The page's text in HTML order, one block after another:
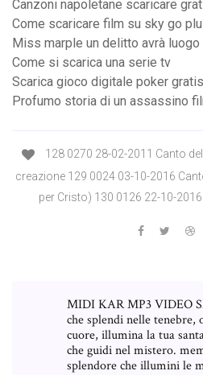
Canzoni napoletane scaricare
Come scaricare film su sky go
Miss marple un delitto avrà
Come si scarica una serie tv
Scarica gioco digitale poker gratis
Profumo storia di un assassino
128 0270 28-02-2011 Canto
creazione 129 0024 03-10-2016
per Cristo) 130 0126 22-10-
MIDI KAR MP3 VIDEO
che splendi nelle tenebre,
cuore, illumina la tua
che guidi nel mistero.
splendore che illumini le